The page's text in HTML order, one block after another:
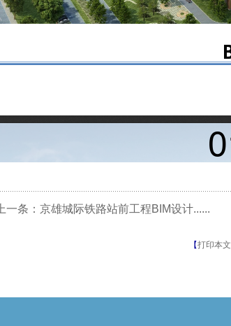
上一条：京雄城际铁路站前工程BIM设计......
【打印本文